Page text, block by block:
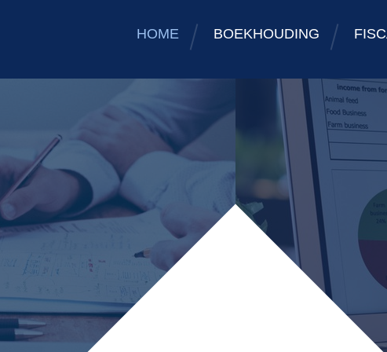
HOME BOEKHOUDING